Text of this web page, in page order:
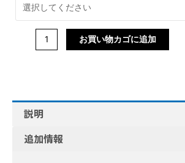
お買い物カゴに追加
説明
追加情報